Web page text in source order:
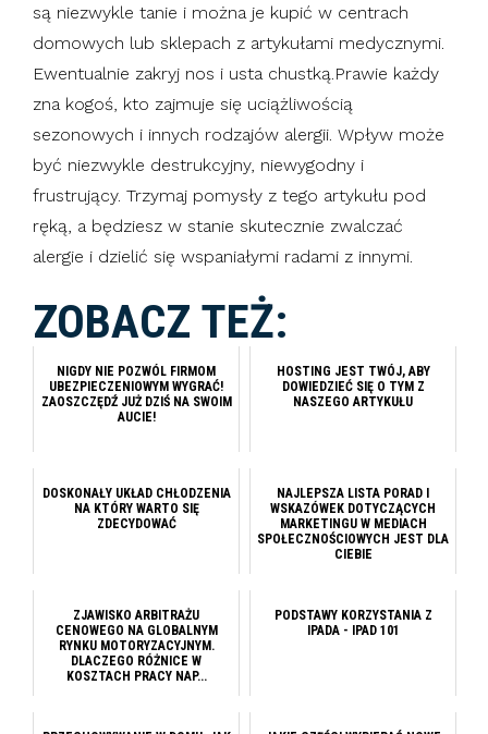
są niezwykle tanie i można je kupić w centrach
domowych lub sklepach z artykułami medycznymi.
Ewentualnie zakryj nos i usta chustką.Prawie każdy
zna kogoś, kto zajmuje się uciążliwością
sezonowych i innych rodzajów alergii. Wpływ może
być niezwykle destrukcyjny, niewygodny i
frustrujący. Trzymaj pomysły z tego artykułu pod
ręką, a będziesz w stanie skutecznie zwalczać
alergie i dzielić się wspaniałymi radami z innymi.
ZOBACZ TEŻ:
NIGDY NIE POZWÓL FIRMOM
UBEZPIECZENIOWYM WYGRAĆ!
ZAOSZCZĘDŹ JUŻ DZIŚ NA SWOIM
AUCIE!
HOSTING JEST TWÓJ, ABY
DOWIEDZIEĆ SIĘ O TYM Z
NASZEGO ARTYKUŁU
DOSKONAŁY UKŁAD CHŁODZENIA
NA KTÓRY WARTO SIĘ
ZDECYDOWAĆ
NAJLEPSZA LISTA PORAD I
WSKAZÓWEK DOTYCZĄCYCH
MARKETINGU W MEDIACH
SPOŁECZNOŚCIOWYCH JEST DLA
CIEBIE
ZJAWISKO ARBITRAŻU
CENOWEGO NA GLOBALNYM
RYNKU MOTORYZACYJNYM.
DLACZEGO RÓŻNICE W
KOSZTACH PRACY NAP...
PODSTAWY KORZYSTANIA Z
IPADA - IPAD 101